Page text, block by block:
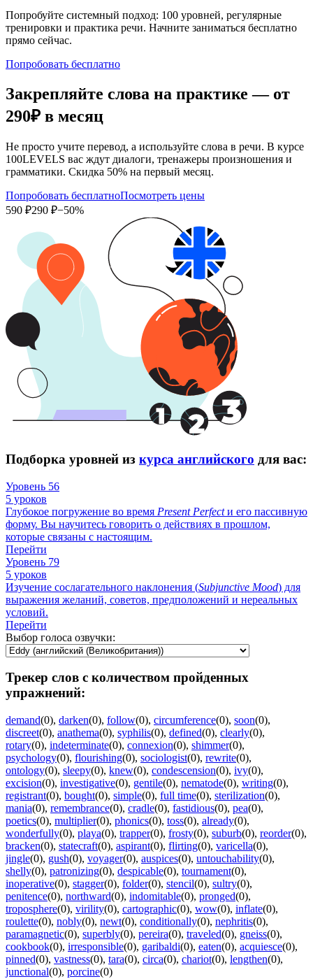
Попробуйте системный подход: 100 уровней, регулярные
тренировки и практика речи. Начните заниматься бесплатно
прямо сейчас.
Попробовать бесплатно
Закрепляйте слова на практике — от
290₽ в месяц
Не просто учите перевод, а используйте слова в речи. В курсе
100LEVELS вас ждут диалоги, тренажеры произношения и
грамматики. Скидка 50% на первый месяц.
Попробовать бесплатноПосмотреть цены
590 ₽290 ₽−50%
Подборка уровней из курса английского для вас:
Уровень 56
5 уроков
Глубокое погружение во время Present Perfectи его пассивную
форму. Вы научитесь говорить о действиях в прошлом,
которые связаны с настоящим.
Перейти
Уровень 79
5 уроков
Изучение сослагательного наклонения (Subjunctive Mood) для
выражения желаний, советов, предположений и нереальных
условий.
Перейти
Выбор голоса озвучки:
Трекер слов с количеством пройденных
упражнений:
demand(0), darken(0), follow(0), circumference(0), soon(0),
discreet(0), anathema(0), syphilis(0), defined(0), clearly(0),
rotary(0), indeterminate(0), connexion(0), shimmer(0),
psychology(0), flourishing(0), sociologist(0), rewrite(0),
ontology(0), sleepy(0), knew(0), condescension(0), ivy(0),
excision(0), investigative(0), gentile(0), nematode(0), writing(0),
registrant(0), bought(0), simple(0), full time(0), sterilization(0),
mania(0), remembrance(0), cradle(0), fastidious(0), pea(0),
poetics(0), multiplier(0), phonics(0), toss(0), already(0),
wonderfully(0), playa(0), trapper(0), frosty(0), suburb(0), reorder(0),
bracken(0), statecraft(0), aspirant(0), flirting(0), varicella(0),
jingle(0), gush(0), voyager(0), auspices(0), untouchability(0),
shelly(0), patronizing(0), despicable(0), tournament(0),
inoperative(0), stagger(0), folder(0), stencil(0), sultry(0),
penitence(0), northward(0), indomitable(0), pronged(0),
troposphere(0), virility(0), cartographic(0), wow(0), inflate(0),
roulette(0), nobly(0), newt(0), conditionally(0), nephritis(0),
paramagnetic(0), superbly(0), pereira(0), traveled(0), gneiss(0),
cookbook(0), irresponsible(0), garibaldi(0), eaten(0), acquiesce(0),
pinned(0), vastness(0), tara(0), circa(0), chariot(0), lengthen(0),
junctional(0), porcine(0)